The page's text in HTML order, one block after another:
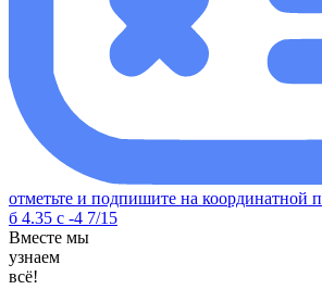
отметьте и подпишите на координатной
б 4.35 с -4 7/15
Вместе мы
узнаем
всё!